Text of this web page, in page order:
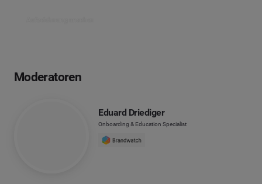
Moderatoren
Eduard Driediger
Onboarding & Education Specialist